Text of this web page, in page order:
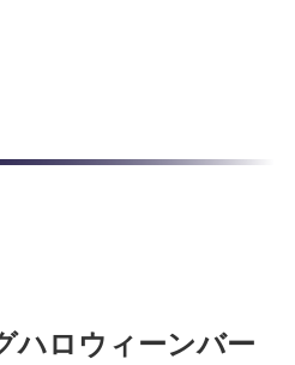
ハロウィーンバー